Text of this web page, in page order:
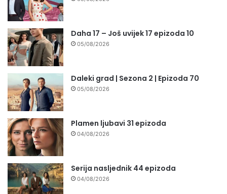
Daha 17 – Još uvijek 17 epizoda 10
05/08/2026
Daleki grad | Sezona 2 | Epizoda 70
05/08/2026
Plamen ljubavi 31 epizoda
04/08/2026
Serija nasljednik 44 epizoda
04/08/2026